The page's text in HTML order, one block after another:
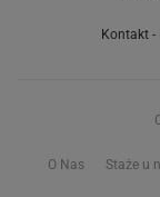
Kontakt -
O Nas Staże u